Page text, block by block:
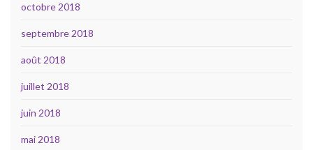
octobre 2018
septembre 2018
août 2018
juillet 2018
juin 2018
mai 2018